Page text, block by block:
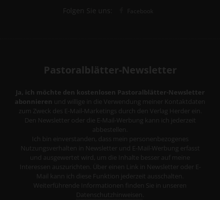
Folgen Sie uns: Facebook
Pastoralblätter-Newsletter
Ja, ich möchte den kostenlosen Pastoralblätter-Newsletter
abonnieren und willige in die Verwendung meiner Kontaktdaten
zum Zweck des E-Mail-Marketings durch den Verlag Herder ein.
Den Newsletter oder die E-Mail-Werbung kann ich jederzeit
abbestellen.
Ich bin einverstanden, dass mein personenbezogenes
Nutzungsverhalten in Newsletter und E-Mail-Werbung erfasst
und ausgewertet wird, um die Inhalte besser auf meine
Interessen auszurichten. Über einen Link in Newsletter oder E-
Mail kann ich diese Funktion jederzeit ausschalten.
Weiterführende Informationen finden Sie in unseren
Datenschutzhinweisen